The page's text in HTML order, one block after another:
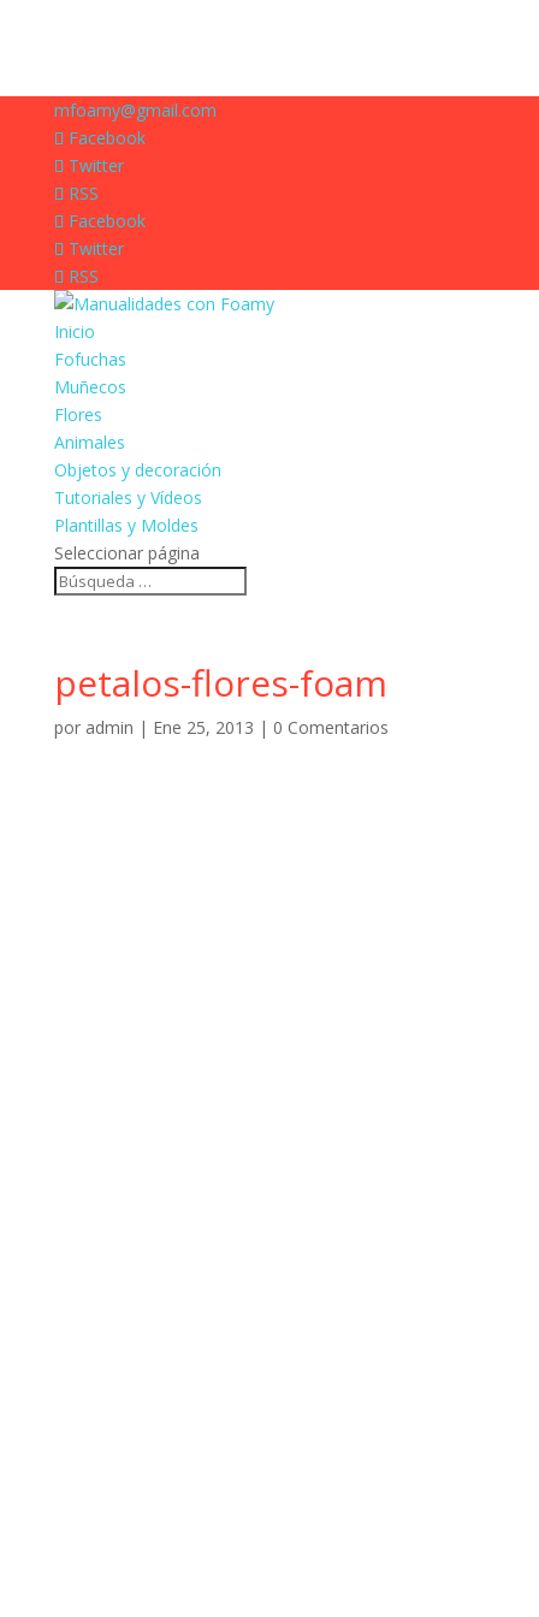
mfoamy@gmail.com
Facebook
Twitter
RSS
Facebook
Twitter
RSS
Inicio
Fofuchas
Muñecos
Flores
Animales
Objetos y decoración
Tutoriales y Vídeos
Plantillas y Moldes
Seleccionar página
petalos-flores-foam
por admin | Ene 25, 2013 | 0 Comentarios